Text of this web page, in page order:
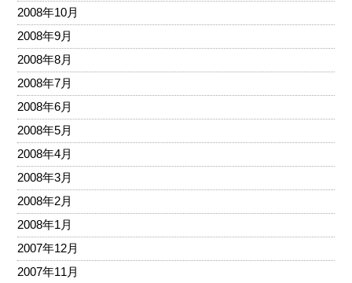
2008年10月
2008年9月
2008年8月
2008年7月
2008年6月
2008年5月
2008年4月
2008年3月
2008年2月
2008年1月
2007年12月
2007年11月